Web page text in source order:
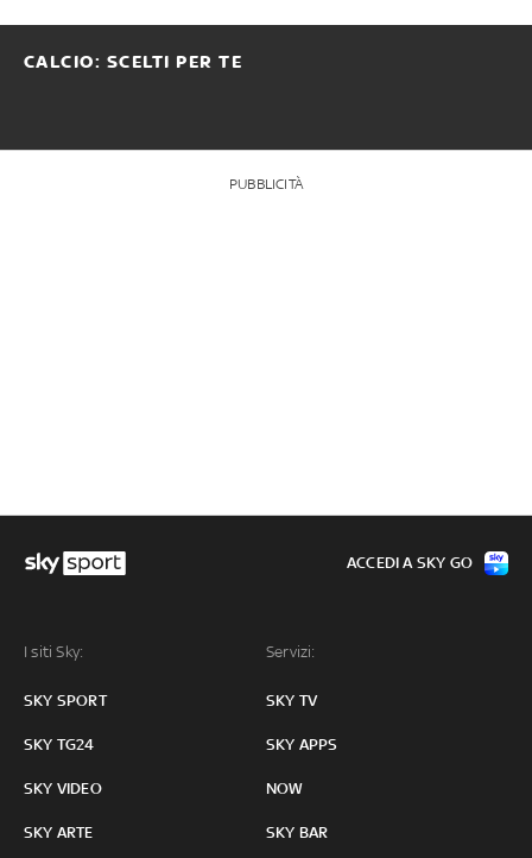
CALCIO: SCELTI PER TE
PUBBLICITÀ
I siti Sky:
SKY SPORT
SKY TG24
SKY VIDEO
SKY ARTE
Servizi:
SKY TV
SKY APPS
NOW
SKY BAR
ACCEDI A SKY GO